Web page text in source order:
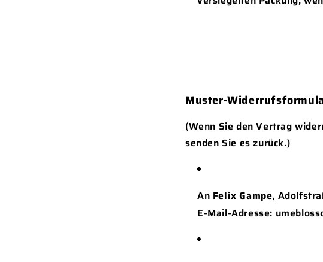
Muster-
(Wenn Sie den Vertrag
senden Sie es zurück.)
An Felix Gampe,
E-Mail-Adresse: